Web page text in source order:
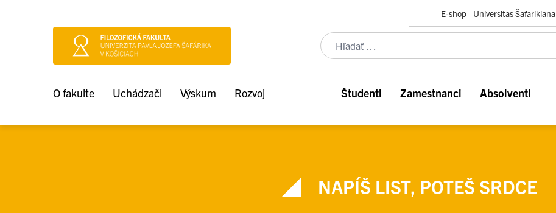
E-shop Universitas Šafarikiana
O fakulte Uchádzači Výskum Rozvoj Študenti Zamestnanci Absolventi
NAPÍŠ LIST, POTEŠ SRDCE